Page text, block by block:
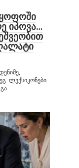
იპოვა…
ლექსიკონები